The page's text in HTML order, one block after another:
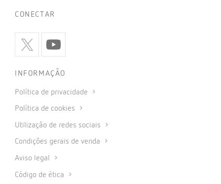
CONECTAR
INFORMAÇÃO
Política de privacidade
Política de cookies
Utilização de redes sociais
Condições gerais de venda
Aviso legal
Código de ética